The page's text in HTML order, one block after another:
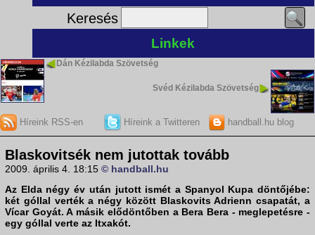
Keresés
Linkek
Dán Kézilabda Szövetség
Svéd Kézilabda Szövetség
Híreink RSS-en Híreink a Twitteren handball.hu blog
Blaskovitsék nem jutottak tovább
2009. április 4. 18:15 © handball.hu
Az Eldanégy év után jutott ismét a Spanyol Kupa döntőjébe:
két góllal verték a négy között Blaskovits Adrienn csapatát, a
Vícar Goyát. A másik elődöntőben a Bera Bera- meglepetésre -
egy góllal verte az Itxakót.